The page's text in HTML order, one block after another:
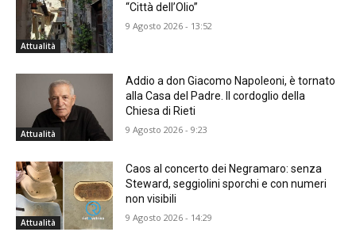
Attualità
“Città dell’Olio”
9 Agosto 2026 - 13:52
Attualità
Addio a don Giacomo Napoleoni, è tornato
alla Casa del Padre. Il cordoglio della
Chiesa di Rieti
9 Agosto 2026 - 9:23
Attualità
Caos al concerto dei Negramaro: senza
Steward, seggiolini sporchi e con numeri
non visibili
9 Agosto 2026 - 14:29